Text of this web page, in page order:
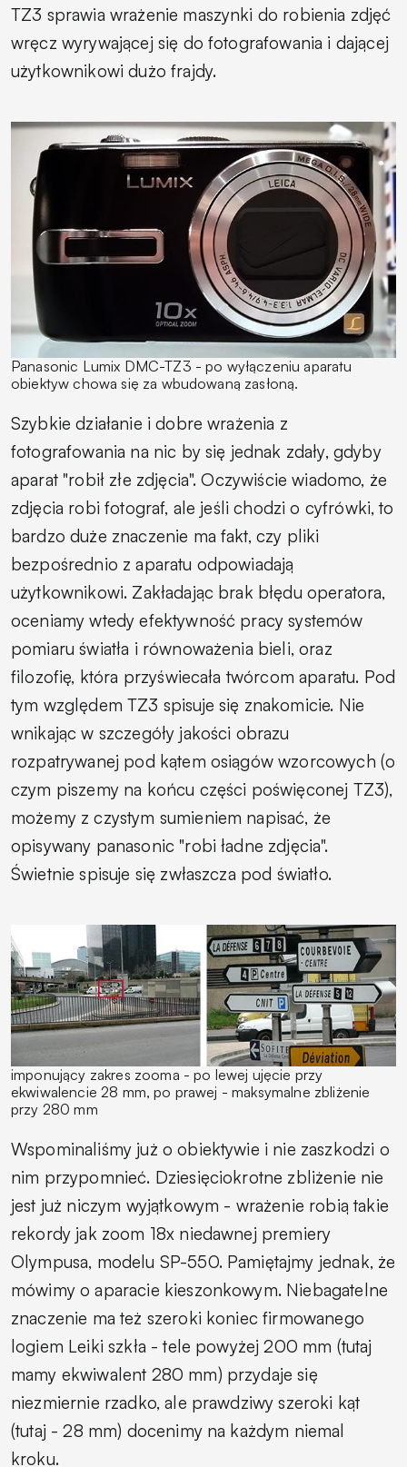
TZ3 sprawia wrażenie maszynki do robienia zdjęć
wręcz wyrywającej się do fotografowania i dającej
użytkownikowi dużo frajdy.
Panasonic Lumix DMC-TZ3 - po wyłączeniu aparatu
obiektyw chowa się za wbudowaną zasłoną.
Szybkie działanie i dobre wrażenia z
fotografowania na nic by się jednak zdały, gdyby
aparat "robił złe zdjęcia". Oczywiście wiadomo, że
zdjęcia robi fotograf, ale jeśli chodzi o cyfrówki, to
bardzo duże znaczenie ma fakt, czy pliki
bezpośrednio z aparatu odpowiadają
użytkownikowi. Zakładając brak błędu operatora,
oceniamy wtedy efektywność pracy systemów
pomiaru światła i równoważenia bieli, oraz
filozofię, która przyświecała twórcom aparatu. Pod
tym względem TZ3 spisuje się znakomicie. Nie
wnikając w szczegóły jakości obrazu
rozpatrywanej pod kątem osiągów wzorcowych (o
czym piszemy na końcu części poświęconej TZ3),
możemy z czystym sumieniem napisać, że
opisywany panasonic "robi ładne zdjęcia".
Świetnie spisuje się zwłaszcza pod światło.
imponujący zakres zooma - po lewej ujęcie przy
ekwiwalencie 28 mm, po prawej - maksymalne zbliżenie
przy 280 mm
Wspominaliśmy już o obiektywie i nie zaszkodzi o
nim przypomnieć. Dziesięciokrotne zbliżenie nie
jest już niczym wyjątkowym - wrażenie robią takie
rekordy jak zoom 18x niedawnej premiery
Olympusa, modelu SP-550. Pamiętajmy jednak, że
mówimy o aparacie kieszonkowym. Niebagatelne
znaczenie ma też szeroki koniec firmowanego
logiem Leiki szkła - tele powyżej 200 mm (tutaj
mamy ekwiwalent 280 mm) przydaje się
niezmiernie rzadko, ale prawdziwy szeroki kąt
(tutaj - 28 mm) docenimy na każdym niemal
kroku.